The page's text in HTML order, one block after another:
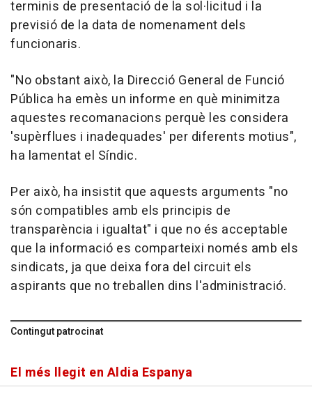
terminis de presentació de la sol·licitud i la
previsió de la data de nomenament dels
funcionaris.
"No obstant això, la Direcció General de Funció
Pública ha emès un informe en què minimitza
aquestes recomanacions perquè les considera
'supèrflues i inadequades' per diferents motius",
ha lamentat el Síndic.
Per això, ha insistit que aquests arguments "no
són compatibles amb els principis de
transparència i igualtat" i que no és acceptable
que la informació es comparteixi només amb els
sindicats, ja que deixa fora del circuit els
aspirants que no treballen dins l'administració.
Contingut patrocinat
El més llegit en Aldia Espanya